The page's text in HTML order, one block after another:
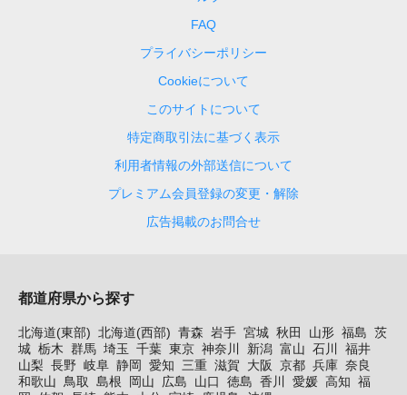
FAQ
プライバシーポリシー
Cookieについて
このサイトについて
特定商取引法に基づく表示
利用者情報の外部送信について
プレミアム会員登録の変更・解除
広告掲載のお問合せ
都道府県から探す
北海道(東部) 北海道(西部) 青森 岩手 宮城 秋田 山形 福島 茨
城 栃木 群馬 埼玉 千葉 東京 神奈川 新潟 富山 石川
福井
山梨 長野 岐阜 静岡 愛知 三重 滋賀 大阪 京都 兵庫 奈良
和歌山
鳥取 島根 岡山 広島 山口 徳島 香川 愛媛 高知 福